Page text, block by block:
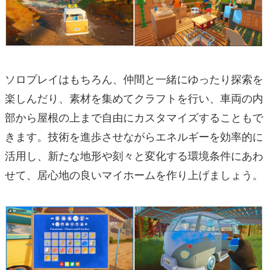
ソロプレイはもちろん、仲間と一緒にゆったり探索を
楽しんだり、素材を集めてクラフトを行い、車両の内
部から屋根の上まで自由にカスタマイズすることもで
きます。技術を進歩させながらエネルギーを効率的に
活用し、新たな地形や刻々と変化する環境条件にあわ
せて、居心地の良いマイホームを作り上げましょう。